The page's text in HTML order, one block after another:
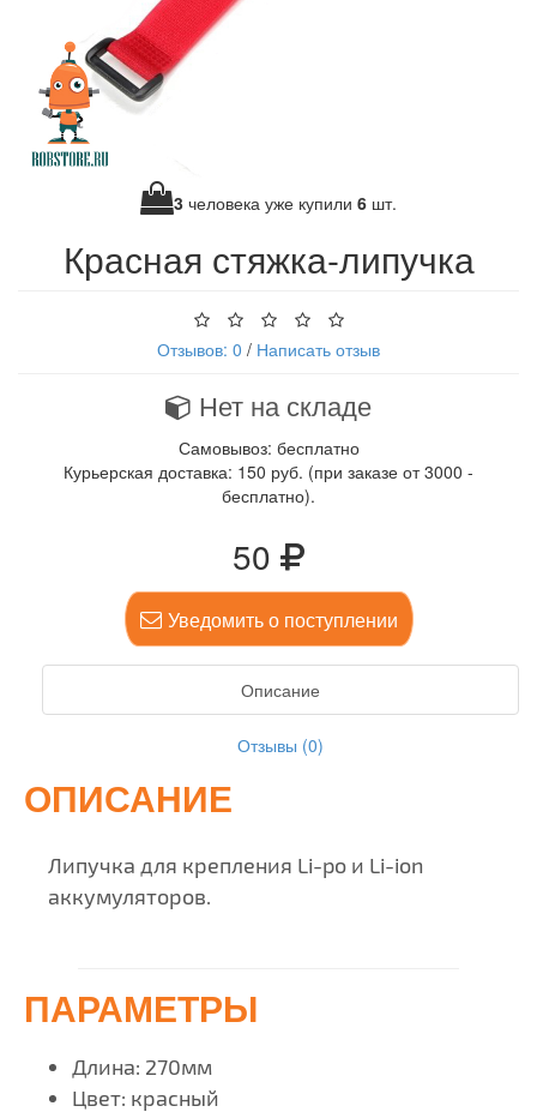
3 человека уже купили 6 шт.
Красная стяжка-липучка
Отзывов: 0 / Написать отзыв
Нет на складе
Самовывоз: бесплатно
Курьерская доставка: 150 руб. (при заказе от 3000 -
бесплатно).
50
Уведомить о поступлении
Описание
Отзывы (0)
ОПИСАНИЕ
Липучка для крепления Li-po и Li-ion
аккумуляторов.
ПАРАМЕТРЫ
Длина: 270мм
Цвет: красный